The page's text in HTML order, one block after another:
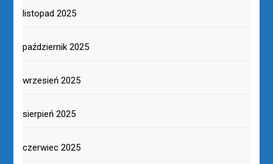
listopad 2025
październik 2025
wrzesień 2025
sierpień 2025
czerwiec 2025